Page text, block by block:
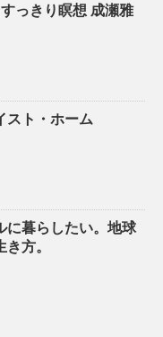
っきり瞑想 成瀬雅
スト・ホーム
に暮らしたい。地球
方。